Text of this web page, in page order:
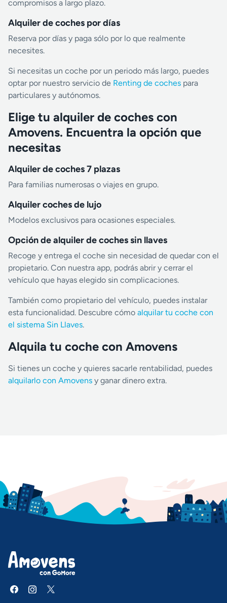
compromisos a largo plazo.
Alquiler de coches por días
Reserva por días y paga sólo por lo que realmente
necesites.
Si necesitas un coche por un periodo más largo, puedes
optar por nuestro servicio de Renting de coches para
particulares y autónomos.
Elige tu alquiler de coches con
Amovens. Encuentra la opción que
necesitas
Alquiler de coches 7 plazas
Para familias numerosas o viajes en grupo.
Alquiler coches de lujo
Modelos exclusivos para ocasiones especiales.
Opción de alquiler de coches sin llaves
Recoge y entrega el coche sin necesidad de quedar con el
propietario. Con nuestra app, podrás abrir y cerrar el
vehículo que hayas elegido sin complicaciones.
También como propietario del vehículo, puedes instalar
esta funcionalidad. Descubre cómo alquilar tu coche con
el sistema Sin Llaves.
Alquila tu coche con Amovens
Si tienes un coche y quieres sacarle rentabilidad, puedes
alquilarlo con Amovens y ganar dinero extra.